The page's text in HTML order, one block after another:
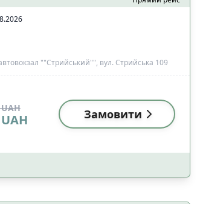
""Стрийський"", вул. Стрийська 109
UAH
UAH Замовити